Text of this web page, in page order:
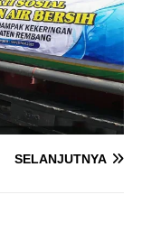
SELANJUTNYA